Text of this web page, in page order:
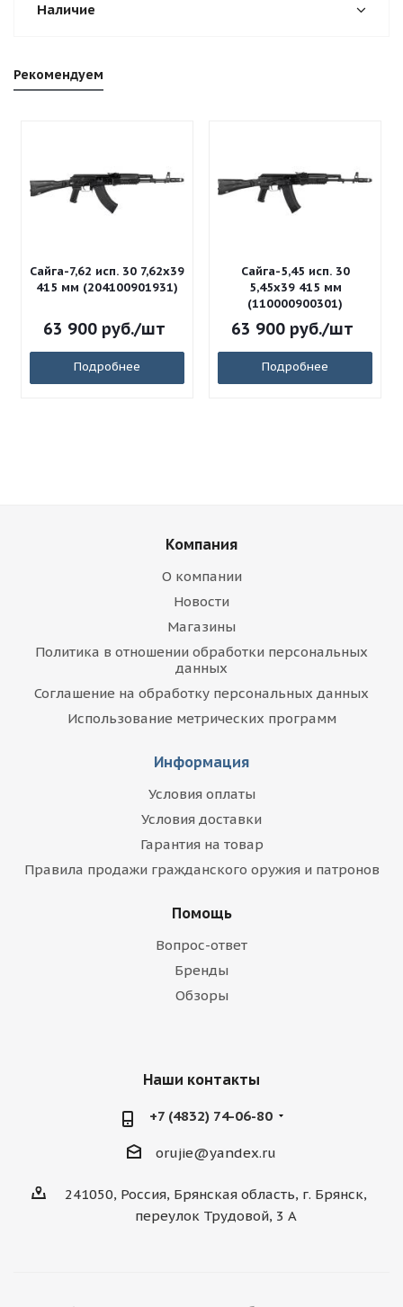
Наличие
Рекомендуем
Сайга-7,62 исп. 30 7,62x39
415 мм (204100901931)
63 900руб./шт
Подробнее
Сайга-5,45 исп. 30
5,45x39 415 мм
(110000900301)
63 900руб./шт
Подробнее
Компания
О компании
Новости
Магазины
Политика в отношении обработки персональных
данных
Соглашение на обработку персональных данных
Использование метрических программ
Информация
Условия оплаты
Условия доставки
Гарантия на товар
Правила продажи гражданского оружия и патронов
Помощь
Вопрос-ответ
Бренды
Обзоры
Наши контакты
+7 (4832) 74-06-80
orujie@yandex.ru
241050, Россия, Брянская область, г. Брянск,
переулок Трудовой, 3 А